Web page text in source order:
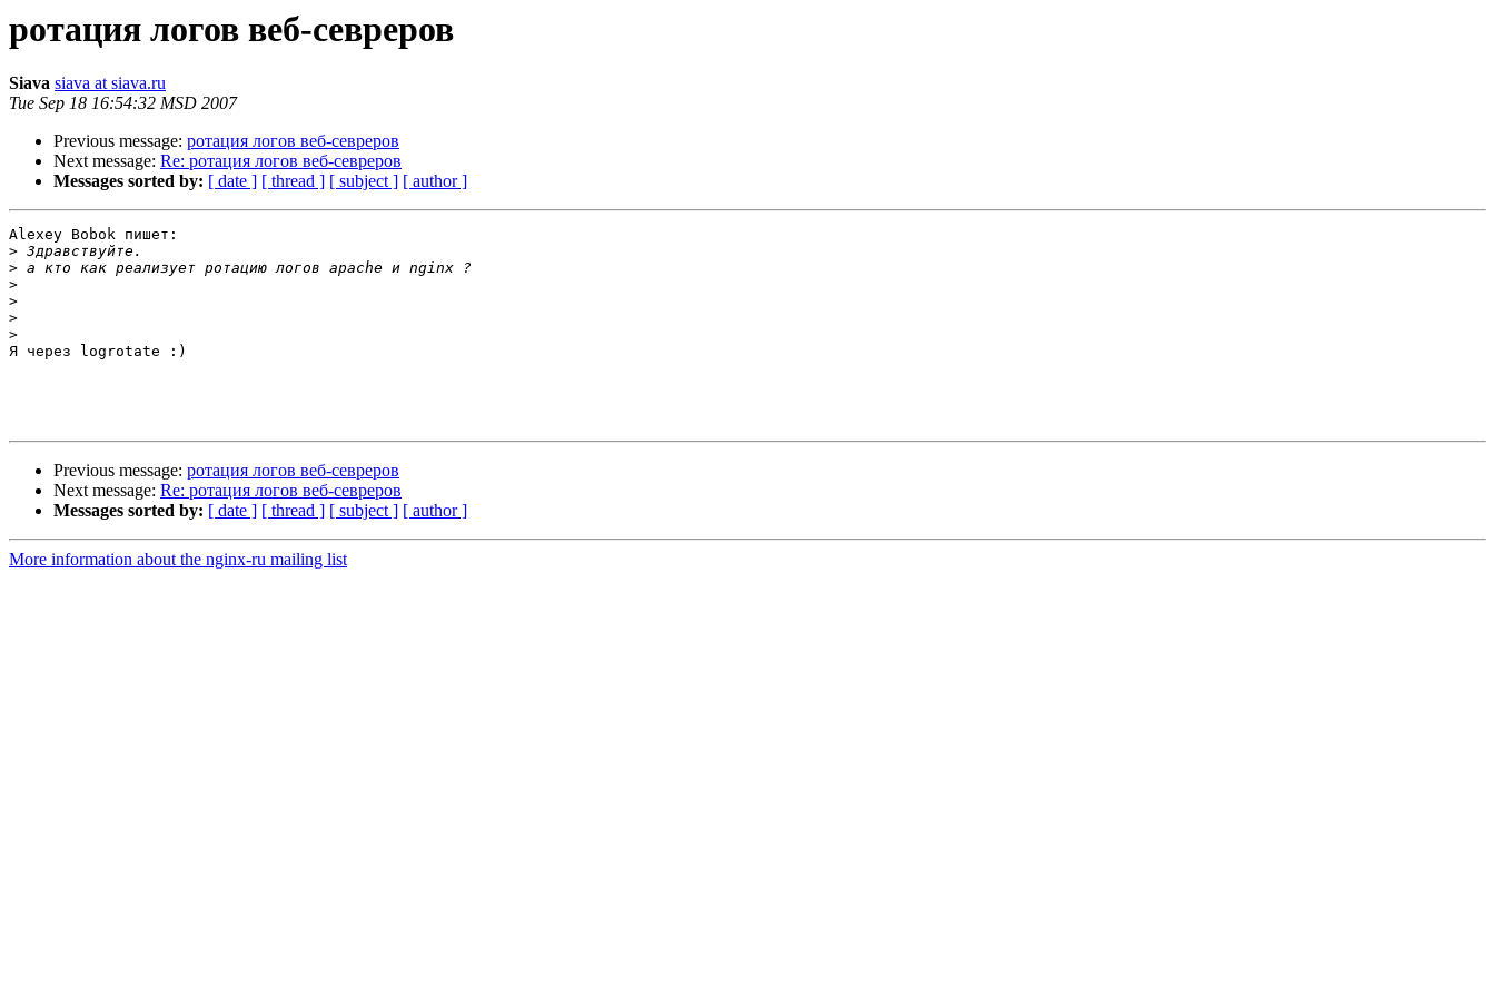
ротация логов веб-севреров
Siava siava at siava.ru
Tue Sep 18 16:54:32 MSD 2007
Previous message: ротация логов веб-севреров
Next message: Re: ротация логов веб-севреров
Messages sorted by: [ date ] [ thread ] [ subject ] [ author ]
Alexey Bobok пишет:
>
>
>
>
>
>
Я через logrotate :)
Previous message: ротация логов веб-севреров
Next message: Re: ротация логов веб-севреров
Messages sorted by: [ date ] [ thread ] [ subject ] [ author ]
More information about the nginx-ru mailing list